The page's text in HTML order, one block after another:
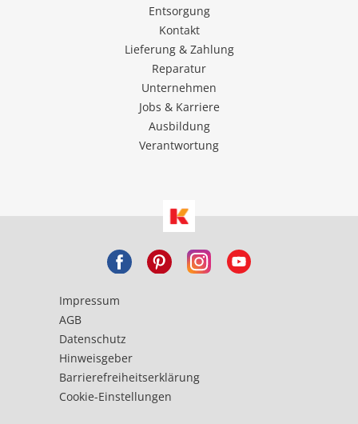
Entsorgung
Kontakt
Lieferung & Zahlung
Reparatur
Unternehmen
Jobs & Karriere
Ausbildung
Verantwortung
Impressum
AGB
Datenschutz
Hinweisgeber
Barrierefreiheitserklärung
Cookie-Einstellungen